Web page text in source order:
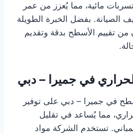
مائية، مما يُعزز من عمر
الصيانة. بفضل الخبرة الطويلة
من تقييم الأسطح بدقة وتقديم
في جميرا – دبي
في جميرا – دبي على توفير
مما يُساعد في تقليل
تستخدم الشركة مواد